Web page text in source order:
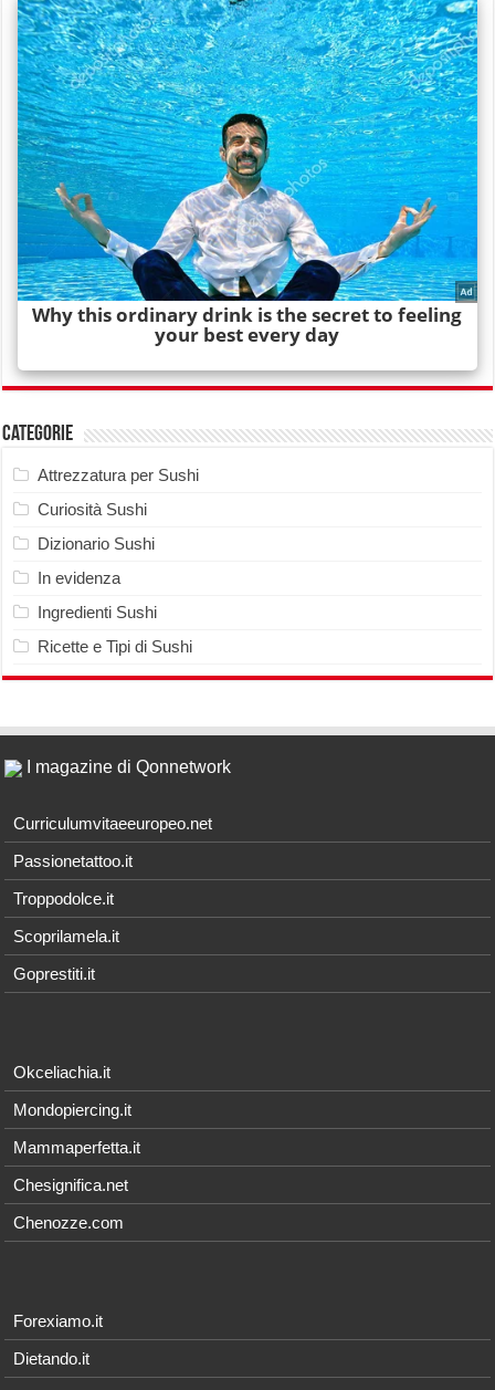
Categorie
Attrezzatura per Sushi
Curiosità Sushi
Dizionario Sushi
In evidenza
Ingredienti Sushi
Ricette e Tipi di Sushi
I magazine di Qonnetwork
Curriculumvitaeeuropeo.net
Passionetattoo.it
Troppodolce.it
Scoprilamela.it
Goprestiti.it
Okceliachia.it
Mondopiercing.it
Mammaperfetta.it
Chesignifica.net
Chenozze.com
Forexiamo.it
Dietando.it